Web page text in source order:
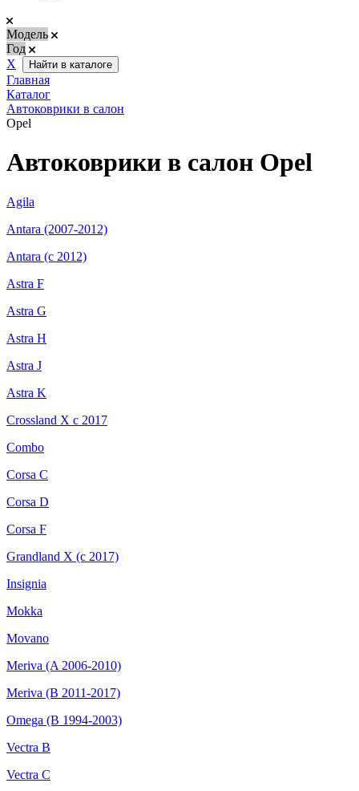
Модель
Год
Х
Найти в каталоге
Главная
Каталог
Автоковрики в салон
Opel
Автоковрики в салон Opel
Agila
Antara (2007-2012)
Antara (с 2012)
Astra F
Astra G
Astra H
Astra J
Astra K
Crossland X с 2017
Combo
Corsa C
Corsa D
Corsa F
Grandland X (с 2017)
Insignia
Mokka
Movano
Meriva (A 2006-2010)
Meriva (B 2011-2017)
Omega (B 1994-2003)
Vectra B
Vectra C